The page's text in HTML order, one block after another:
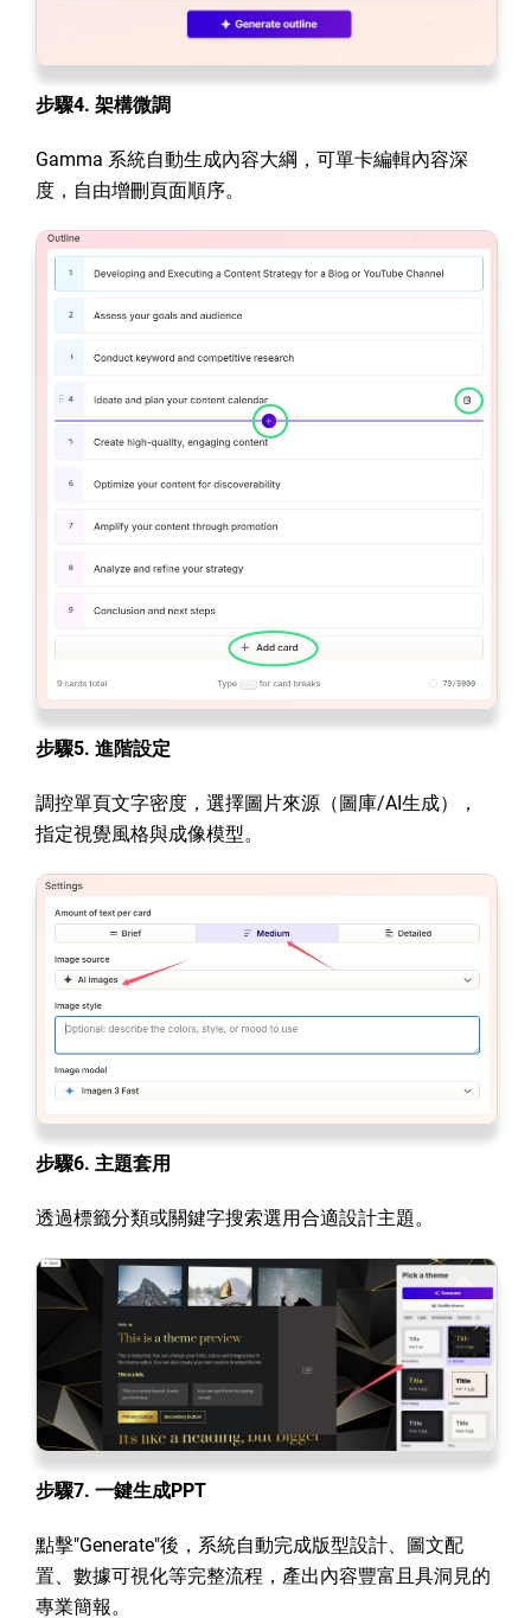
步驟4. 架構微調
Gamma 系統自動生成內容大綱，可單卡編輯內容深
度，自由增刪頁面順序。
步驟5. 進階設定
調控單頁文字密度，選擇圖片來源（圖庫/AI生成），
指定視覺風格與成像模型。
步驟6. 主題套用
透過標籤分類或關鍵字搜索選用合適設計主題。
步驟7. 一鍵生成PPT
點擊"Generate"後，系統自動完成版型設計、圖文配
置、數據可視化等完整流程，產出內容豐富且具洞見的
專業簡報。